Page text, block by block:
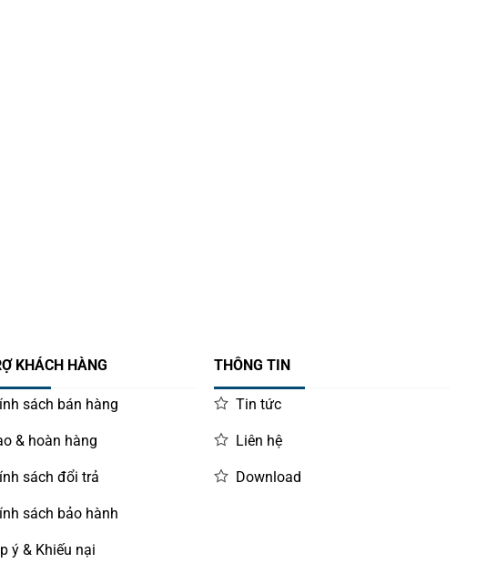
KHÁCH HÀNG
sách bán hàng
& hoàn hàng
sách đổi trả
sách bảo hành
ý & Khiếu nại
THÔNG TIN
Tin tức
Liên hệ
Download